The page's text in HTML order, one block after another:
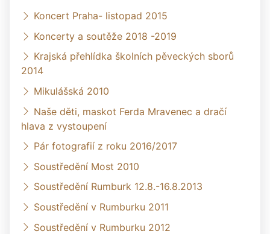
Koncert Praha- listopad 2015
Koncerty a soutěže 2018 -2019
Krajská přehlídka školních pěveckých sborů
2014
Mikulášská 2010
Naše děti, maskot Ferda Mravenec a dračí
hlava z vystoupení
Pár fotografií z roku 2016/2017
Soustředění Most 2010
Soustředění Rumburk 12.8.-16.8.2013
Soustředění v Rumburku 2011
Soustředění v Rumburku 2012